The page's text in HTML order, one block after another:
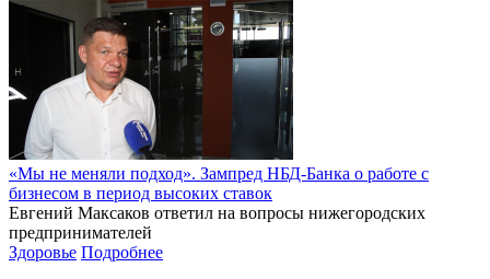
«Мы не меняли подход». Зампред НБД-Банка о работе с
бизнесом в период высоких ставок
Евгений Максаков ответил на вопросы нижегородских
предпринимателей
Здоровье Подробнее